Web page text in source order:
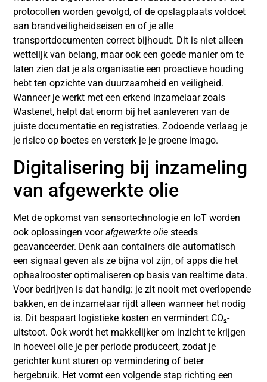
protocollen worden gevolgd, of de opslagplaats voldoet
aan brandveiligheidseisen en of je alle
transportdocumenten correct bijhoudt. Dit is niet alleen
wettelijk van belang, maar ook een goede manier om te
laten zien dat je als organisatie een proactieve houding
hebt ten opzichte van duurzaamheid en veiligheid.
Wanneer je werkt met een erkend inzamelaar zoals
Wastenet, helpt dat enorm bij het aanleveren van de
juiste documentatie en registraties. Zodoende verlaag je
je risico op boetes en versterk je je groene imago.
Digitalisering bij inzameling
van afgewerkte olie
Met de opkomst van sensortechnologie en IoT worden
ook oplossingen voorafgewerkte olie steeds
geavanceerder. Denk aan containers die automatisch
een signaal geven als ze bijna vol zijn, of apps die het
ophaalrooster optimaliseren op basis van realtime data.
Voor bedrijven is dat handig: je zit nooit met overlopende
bakken, en de inzamelaar rijdt alleen wanneer het nodig
is. Dit bespaart logistieke kosten en vermindert CO₂-
uitstoot. Ook wordt het makkelijker om inzicht te krijgen
in hoeveel olie je per periode produceert, zodat je
gerichter kunt sturen op vermindering of beter
hergebruik. Het vormt een volgende stap richting een